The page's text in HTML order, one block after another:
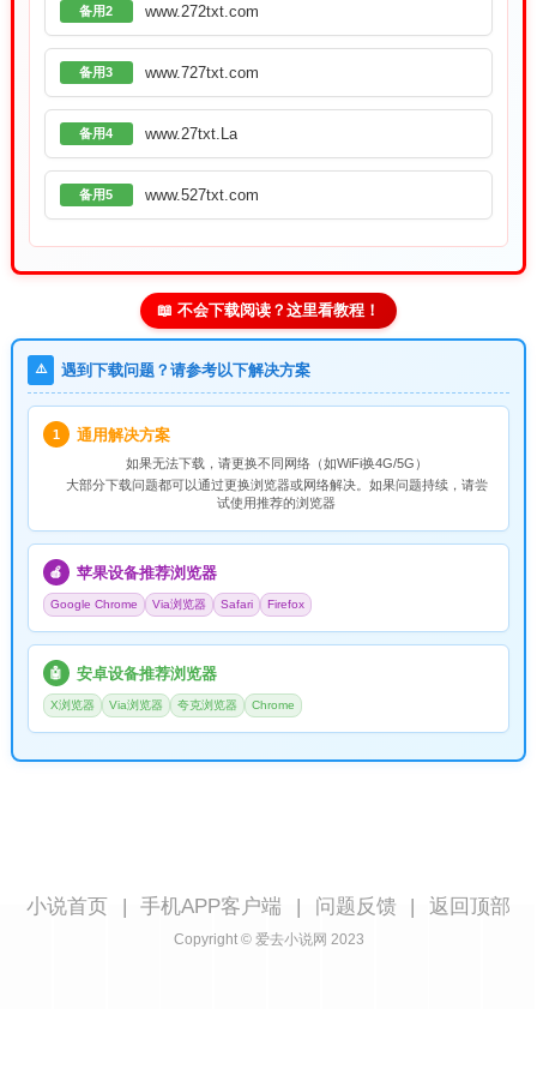
备用2 www.272txt.com
备用3 www.727txt.com
备用4 www.27txt.La
备用5 www.527txt.com
📖 不会下载阅读？这里看教程！
⚠️ 遇到下载问题？请参考以下解决方案
1 通用解决方案
如果无法下载，请更换不同网络（如WiFi换4G/5G）
大部分下载问题都可以通过更换浏览器或网络解决。如果问题持续，请尝
试使用推荐的浏览器
🍎 苹果设备推荐浏览器
Google Chrome Via浏览器 Safari Firefox
🤖 安卓设备推荐浏览器
X浏览器 Via浏览器 夸克浏览器 Chrome
小说首页 手机APP客户端 问题反馈 返回顶部
Copyright © 爱去小说网 2023